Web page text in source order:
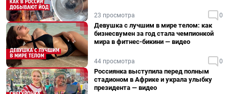
23 просмотра 0
Девушка с лучшим в мире телом: как
бизнесвумен за год стала чемпионкой
мира в фитнес-бикини — видео
44 просмотра 0
Россиянка выступила перед полным
стадионом в Африке и украла улыбку
президента — видео